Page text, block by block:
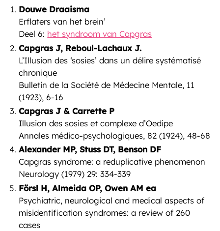
Douwe Draaisma
Erflaters van het brein’
Deel 6: het syndroom van Capgras
Capgras J, Reboul-Lachaux J.
L’Illusion des ‘sosies’ dans un délire systématisé
chronique
Bulletin de la Société de Médecine Mentale, 11
(1923), 6-16
Capgras J & Carrette P
Illusion des sosies et complexe d’Oedipe
Annales médico-psychologiques, 82 (1924), 48-68
Alexander MP, Stuss DT, Benson DF
Capgras syndrome: a reduplicative phenomenon
Neurology (1979) 29: 334-339
Försl H, Almeida OP, Owen AM ea
Psychiatric, neurological and medical aspects of
misidentification syndromes: a review of 260
cases